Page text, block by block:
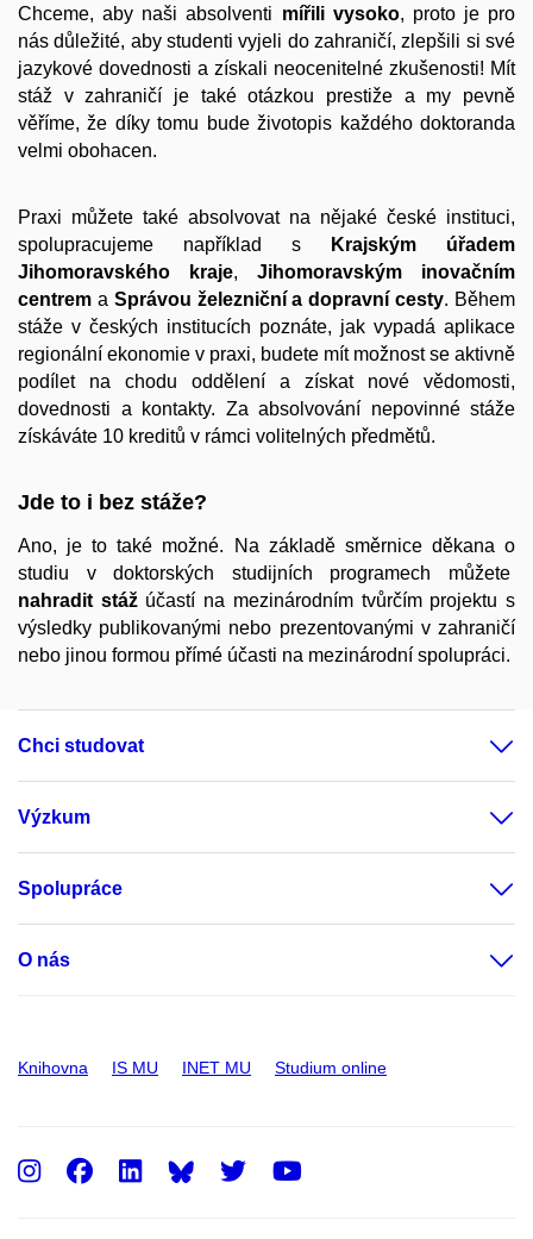
Chceme, aby naši absolventi mířili vysoko, proto je pro
nás důležité, aby studenti vyjeli do zahraničí, zlepšili si své
jazykové dovednosti a získali neocenitelné zkušenosti! Mít
stáž v zahraničí je také otázkou prestiže a my pevně
věříme, že díky tomu bude životopis každého doktoranda
velmi obohacen.
Praxi můžete také absolvovat na nějaké české instituci,
spolupracujeme například s
Krajským úřadem
Jihomoravského kraje, Jihomoravským inovačním
centrem a Správou železniční a dopravní cesty. Během
stáže v českých institucích poznáte, jak vypadá aplikace
regionální ekonomie v praxi, budete mít možnost se aktivně
podílet na chodu oddělení a získat nové vědomosti,
dovednosti a kontakty. Za absolvování nepovinné stáže
získáváte 10 kreditů v rámci volitelných předmětů.
Jde to i bez stáže?
Ano, je to také možné. Na základě směrnice děkana o
studiu v doktorských studijních programech můžete
nahradit stážúčastí na mezinárodním tvůrčím projektu s
výsledky publikovanými nebo prezentovanými v zahraničí
nebo jinou formou přímé účasti na mezinárodní spolupráci.
Chci studovat
Výzkum
Spolupráce
O nás
Knihovna IS MU INET MU Studium online
Instagram
Facebook
LinkedInTwitter